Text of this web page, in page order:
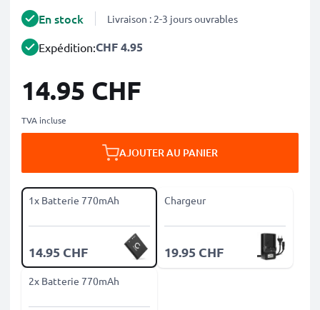
En stock Livraison : 2-3 jours ouvrables
Expédition:CHF 4.95
14.95 CHF
TVA incluse
AJOUTER AU PANIER
1x Batterie 770mAh
14.95 CHF
Chargeur
19.95 CHF
2x Batterie 770mAh